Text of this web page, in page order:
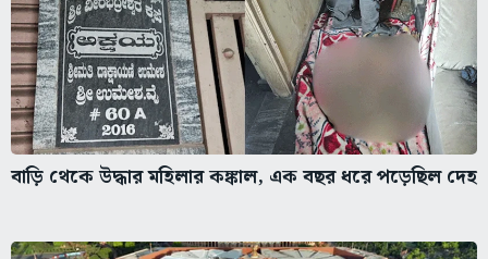
বাড়ি থেকে উদ্ধার মহিলার কঙ্কাল, এক বছর ধরে পড়েছিল দেহ